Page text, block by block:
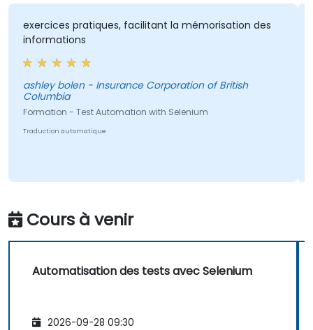
exercices pratiques, facilitant la mémorisation des
informations
ashley bolen - Insurance Corporation of British
Columbia
Formation - Test Automation with Selenium
Traduction automatique
Cours à venir
Automatisation des tests avec Selenium
2026-09-28 09:30